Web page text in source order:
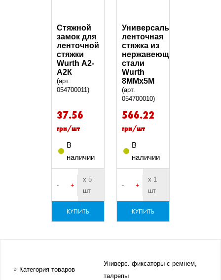
Стяжной
замок для
ленточной
стяжки
Wurth А2-
А2К
(арт.
054700011)
37.56
грн/шт
В
наличии
- +
х 5
шт
КУПИТЬ
Универсальная
ленточная
стяжка из
нержавеющей
стали
Wurth
8ММх5М
(арт.
054700010)
566.22
грн/шт
В
наличии
- +
х 1
шт
КУПИТЬ
⭐ Категория товаров
Универс. фиксаторы с ремнем,
талрепы